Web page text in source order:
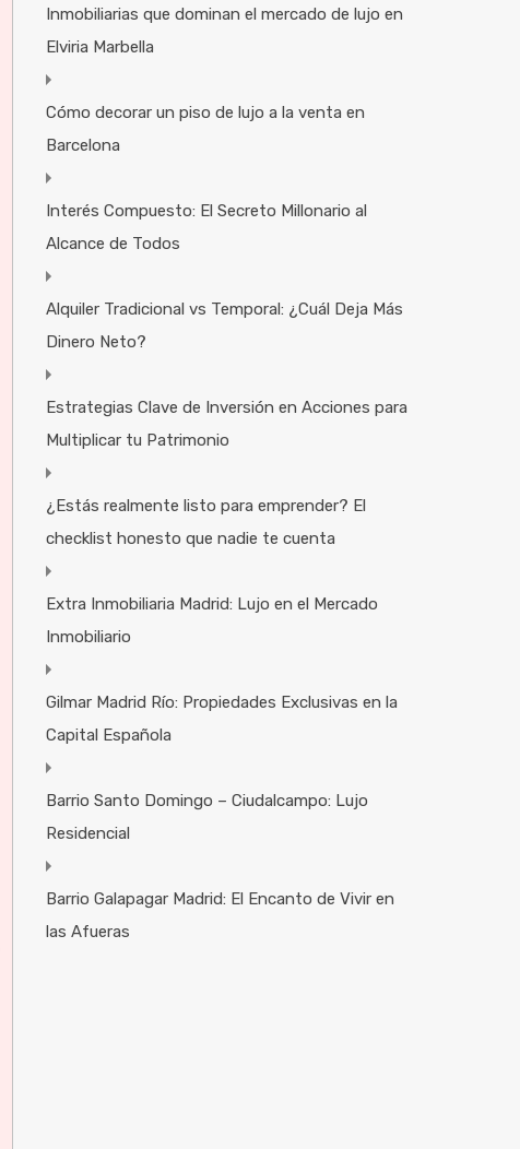
Inmobiliarias que dominan el mercado de lujo en
Elviria Marbella
Cómo decorar un piso de lujo a la venta en
Barcelona
Interés Compuesto: El Secreto Millonario al
Alcance de Todos
Alquiler Tradicional vs Temporal: ¿Cuál Deja Más
Dinero Neto?
Estrategias Clave de Inversión en Acciones para
Multiplicar tu Patrimonio
¿Estás realmente listo para emprender? El
checklist honesto que nadie te cuenta
Extra Inmobiliaria Madrid: Lujo en el Mercado
Inmobiliario
Gilmar Madrid Río: Propiedades Exclusivas en la
Capital Española
Barrio Santo Domingo – Ciudalcampo: Lujo
Residencial
Barrio Galapagar Madrid: El Encanto de Vivir en
las Afueras